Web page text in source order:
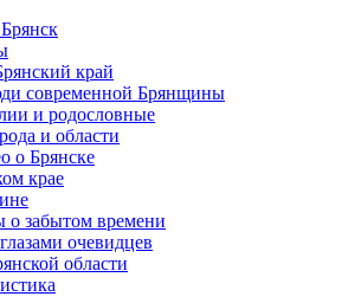
край
современной Брянщины
и родословные
и области
о Брянске
крае
о забытом времени
очевидцев
области